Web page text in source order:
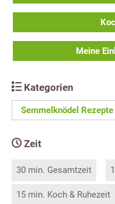
Meine
Kategorien
Semmelknödel Rezepte
Zeit
30 min. Gesamtzeit
15 min. Koch & Ruhezeit